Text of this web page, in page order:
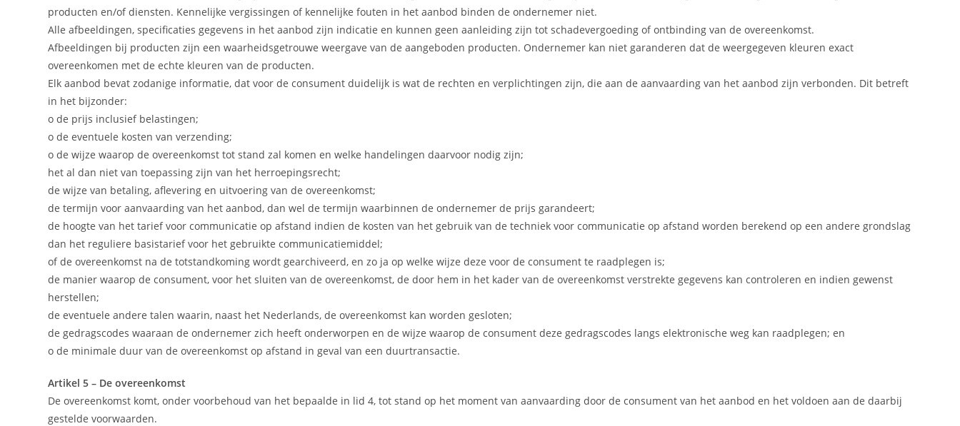
producten en/of diensten. Kennelijke vergissingen of kennelijke fouten in het aanbod binden de ondernemer niet.
Alle afbeeldingen, specificaties gegevens in het aanbod zijn indicatie en kunnen geen aanleiding zijn tot schadevergoeding of ontbinding van de overeenkomst.
Afbeeldingen bij producten zijn een waarheidsgetrouwe weergave van de aangeboden producten. Ondernemer kan niet garanderen dat de weergegeven kleuren exact
overeenkomen met de echte kleuren van de producten.
Elk aanbod bevat zodanige informatie, dat voor de consument duidelijk is wat de rechten en verplichtingen zijn, die aan de aanvaarding van het aanbod zijn verbonden. Dit betreft
in het bijzonder:
o de prijs inclusief belastingen;
o de eventuele kosten van verzending;
o de wijze waarop de overeenkomst tot stand zal komen en welke handelingen daarvoor nodig zijn;
het al dan niet van toepassing zijn van het herroepingsrecht;
de wijze van betaling, aflevering en uitvoering van de overeenkomst;
de termijn voor aanvaarding van het aanbod, dan wel de termijn waarbinnen de ondernemer de prijs garandeert;
de hoogte van het tarief voor communicatie op afstand indien de kosten van het gebruik van de techniek voor communicatie op afstand worden berekend op een andere grondslag
dan het reguliere basistarief voor het gebruikte communicatiemiddel;
of de overeenkomst na de totstandkoming wordt gearchiveerd, en zo ja op welke wijze deze voor de consument te raadplegen is;
de manier waarop de consument, voor het sluiten van de overeenkomst, de door hem in het kader van de overeenkomst verstrekte gegevens kan controleren en indien gewenst
herstellen;
de eventuele andere talen waarin, naast het Nederlands, de overeenkomst kan worden gesloten;
de gedragscodes waaraan de ondernemer zich heeft onderworpen en de wijze waarop de consument deze gedragscodes langs elektronische weg kan raadplegen; en
o de minimale duur van de overeenkomst op afstand in geval van een duurtransactie.
Artikel 5 – De overeenkomst
De overeenkomst komt, onder voorbehoud van het bepaalde in lid 4, tot stand op het moment van aanvaarding door de consument van het aanbod en het voldoen aan de daarbij
gestelde voorwaarden.